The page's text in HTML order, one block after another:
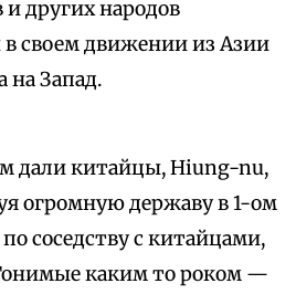
и других народов
своем движении из Азии
на Запад.
дали китайцы, Hiung-nu,
огромную державу в 1-ом
соседству с китайцами,
каким то роком —